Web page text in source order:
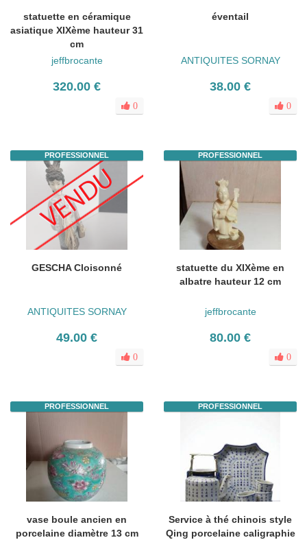
statuette en céramique
asiatique XIXème hauteur 31
cm
jeffbrocante
320.00 €
0
éventail
ANTIQUITES SORNAY
38.00 €
0
PROFESSIONNEL
GESCHA Cloisonné
ANTIQUITES SORNAY
49.00 €
0
PROFESSIONNEL
statuette du XIXème en
albatre hauteur 12 cm
jeffbrocante
80.00 €
0
PROFESSIONNEL
vase boule ancien en
porcelaine diamètre 13 cm
PROFESSIONNEL
Service à thé chinois style
Qing porcelaine caligraphie